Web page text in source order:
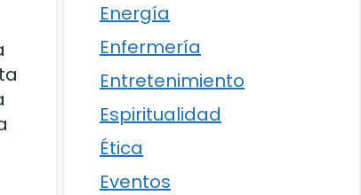
Energía
Enfermería
Entretenimiento
Espiritualidad
Ética
Eventos